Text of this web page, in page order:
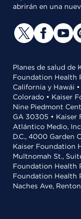
abrirán en una
Planes de salud de
Foundation Health
California y Hawái
Colorado • Kaiser
Nine Piedmont
GA 30305 • Kaiser
Atlántico Medio,
D.C., 4000 Garden
Kaiser Foundation
Multnomah St.,
Foundation Health
Foundation Health
Naches Ave,